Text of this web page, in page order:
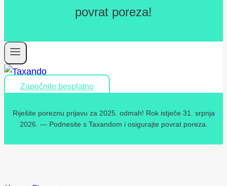
povrat poreza!
Započnite besplatno
Riješite poreznu prijavu za 2025. odmah! Rok istječe 31. srpnja
2026. — Podnesite s Taxandom i osigurajte povrat poreza.